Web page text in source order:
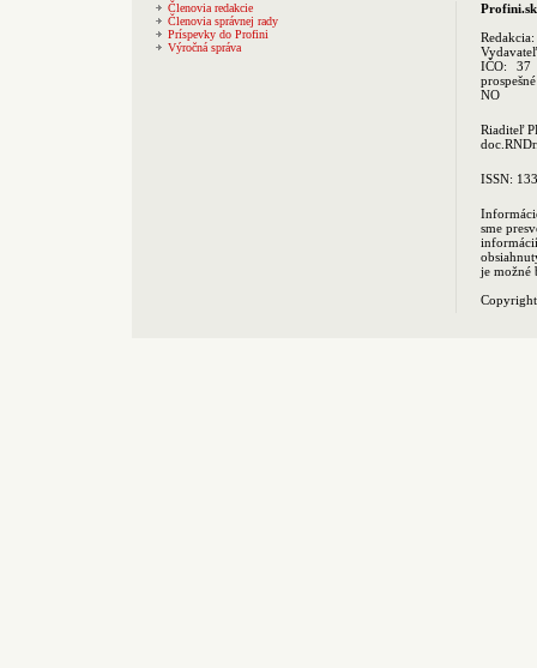
Členovia redakcie
Členovia správnej rady
Príspevky do Profini
Výročná správa
Profini.sk
Redakcia:
IČO: 37
NO
Riaditeľ
ISSN:
sme
je možné